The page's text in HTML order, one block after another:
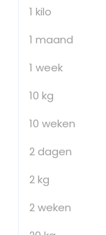
1 kilo
1 maand
1 week
10 kg
10 weken
2 dagen
2 kg
2 weken